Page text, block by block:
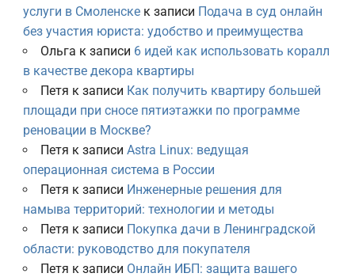
услуги в Смоленскек записи Подача в суд онлайн
без участия юриста: удобство и преимущества
Ольга к записи 6 идей как использовать коралл
в качестве декора квартиры
Петя к записи Как получить квартиру большей
площади при сносе пятиэтажки по программе
реновации в Москве?
Петя к записи Astra Linux: ведущая
операционная система в России
Петя к записи Инженерные решения для
намыва территорий: технологии и методы
Петя к записи Покупка дачи в Ленинградской
области: руководство для покупателя
Петя к записи Онлайн ИБП: защита вашего